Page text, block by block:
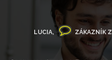
LUCIA, ZÁKAZNÍK